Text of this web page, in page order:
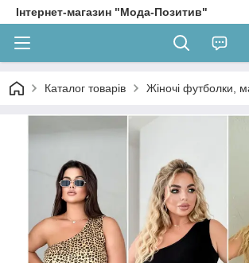
Інтернет-магазин "Мода-Позитив"
Каталог товарів Жіночі футболки,